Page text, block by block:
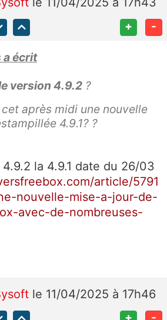
+ -
a écrit
version 4.9.2 ?
après midi une nouvelle
4.9.1? ?
la 4.9.1 date du 26/03
article/5791
nouvelle-mise-a-jour-de-
avec-de-nombreuses-
le 11/04/2025 à 17h46